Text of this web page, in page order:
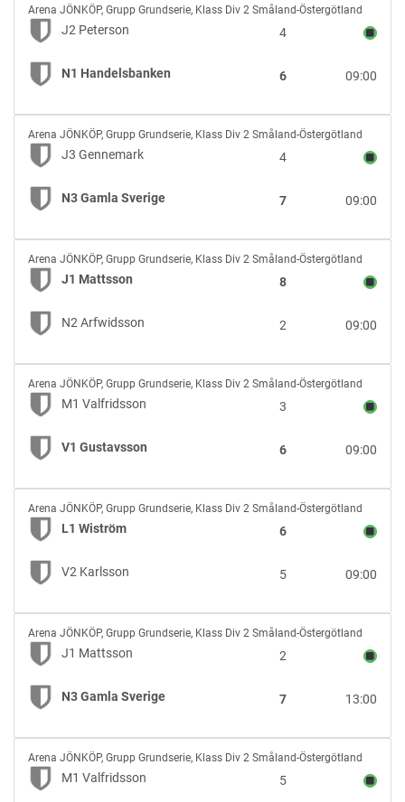
J2
Peterson
vs
N1
Handelsbanken
Arena JÖNKÖP, Grupp Grundserie, Klass Div 2 Småland-Östergötland
J2 Peterson 4
N1 Handelsbanken 09:00
6
J3
Gennemark
vs
N3
Gamla
Arena JÖNKÖP, Grupp Grundserie, Klass Div 2 Småland-Östergötland
J3 Gennemark 4
N3 Gamla Sverige 09:00
7
J1
Mattsson
vs
N2
Arfwidsson
Arena JÖNKÖP, Grupp Grundserie, Klass Div 2 Småland-Östergötland
J1 Mattsson 8
N2 Arfwidsson 09:00
2
M1
Valfridsson
vs
V1
Gustavsson
Arena JÖNKÖP, Grupp Grundserie, Klass Div 2 Småland-Östergötland
M1 Valfridsson 3
V1 Gustavsson 09:00
6
L1
Wiström
vs
V2
Karlsson
Arena JÖNKÖP, Grupp Grundserie, Klass Div 2 Småland-Östergötland
L1 Wiström 6
V2 Karlsson 09:00
5
J1
Mattsson
vs
N3
Gamla
Arena JÖNKÖP, Grupp Grundserie, Klass Div 2 Småland-Östergötland
J1 Mattsson 2
N3 Gamla Sverige 13:00
7
M1
Valfridsson
vs
Arena JÖNKÖP, Grupp Grundserie, Klass Div 2 Småland-Östergötland
M1 Valfridsson 5